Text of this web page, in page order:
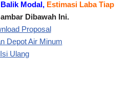
Balik Modal, Estimasi Laba Tiap
Dibawah Ini.